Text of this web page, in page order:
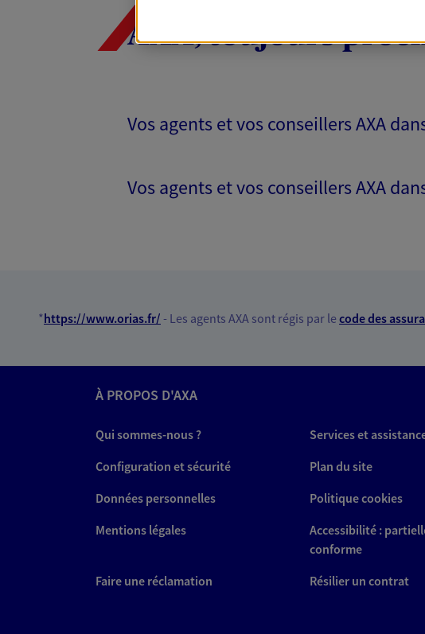
AXA, toujours
Vos agents et vos conseillers AXA
Vos agents et vos conseillers AXA
*https://www.orias.fr/ - Les agents AXA sont régis par lecode des
À PROPOS D'AXA
Qui sommes-nous ?
Services et
Configuration et sécurité
Plan du site
Données personnelles
Politique cookies
Mentions légales
Accessibilité :
conforme
Faire une réclamation
Résilier un contrat